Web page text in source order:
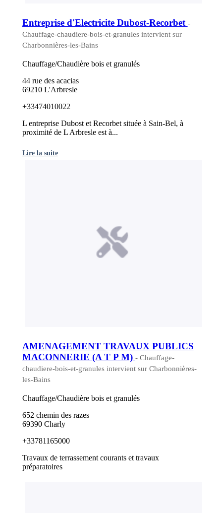
Entreprise d'Electricite Dubost-Recorbet -
Chauffage-chaudiere-bois-et-granules intervient sur
Charbonnières-les-Bains
Chauffage/Chaudière bois et granulés
44 rue des acacias
69210 L'Arbresle
+33474010022
L entreprise Dubost et Recorbet située à Sain-Bel, à
proximité de L Arbresle est à...
Lire la suite
AMENAGEMENT TRAVAUX PUBLICS
MACONNERIE (A T P M) - Chauffage-
chaudiere-bois-et-granules intervient sur Charbonnières-
les-Bains
Chauffage/Chaudière bois et granulés
652 chemin des razes
69390 Charly
+33781165000
Travaux de terrassement courants et travaux
préparatoires